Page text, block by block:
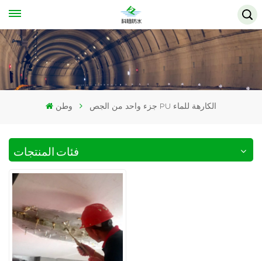
وطن جزء واحد من الجص PU الكارهة للماء
فئات المنتجات